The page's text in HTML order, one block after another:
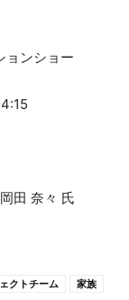
ョンショー
田 奈々 氏
クトチーム
家族